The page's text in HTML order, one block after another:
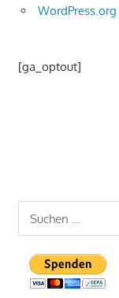
WordPress.org
[ga_optout]